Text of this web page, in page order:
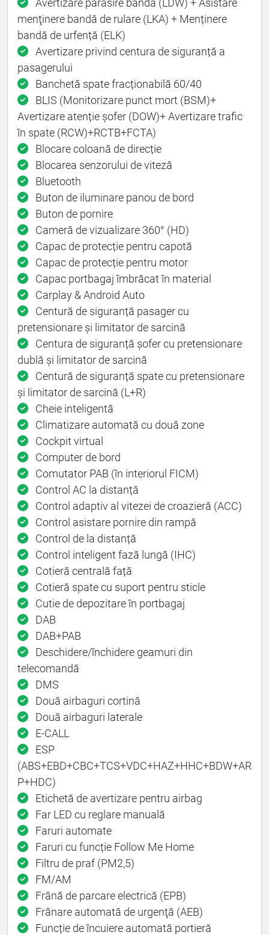
Avertizare părăsire bandă (LDW) + Asistare
menţinere bandă de rulare (LKA) + Menținere
bandă de urfență (ELK)
Avertizare privind centura de siguranță a
pasagerului
Banchetă spate fracționabilă 60/40
BLIS (Monitorizare punct mort (BSM)+
Avertizare atenție șofer (DOW)+ Avertizare trafic
în spate (RCW)+RCTB+FCTA)
Blocare coloană de direcție
Blocarea senzorului de viteză
Bluetooth
Buton de iluminare panou de bord
Buton de pornire
Cameră de vizualizare 360° (HD)
Capac de protecție pentru capotă
Capac de protecție pentru motor
Capac portbagaj îmbrăcat în material
Carplay & Android Auto
Centură de siguranță pasager cu
pretensionare și limitator de sarcină
Centura de siguranță șofer cu pretensionare
dublă și limitator de sarcină
Centură de siguranță spate cu pretensionare
și limitator de sarcină (L+R)
Cheie inteligentă
Climatizare automată cu două zone
Cockpit virtual
Computer de bord
Comutator PAB (în interiorul FICM)
Control AC la distanță
Control adaptiv al vitezei de croazieră (ACC)
Control asistare pornire din rampă
Control de la distanță
Control inteligent fază lungă (IHC)
Cotieră centrală față
Cotieră spate cu suport pentru sticle
Cutie de depozitare în portbagaj
DAB
DAB+PAB
Deschidere/închidere geamuri din
telecomandă
DMS
Două airbaguri cortină
Două airbaguri laterale
E-CALL
ESP
(ABS+EBD+CBC+TCS+VDC+HAZ+HHC+BDW+AR
P+HDC)
Etichetă de avertizare pentru airbag
Far LED cu reglare manuală
Faruri automate
Faruri cu funcție Follow Me Home
Filtru de praf (PM2,5)
FM/AM
Frână de parcare electrică (EPB)
Frânare automată de urgenţă (AEB)
Funcție de încuiere automată portieră